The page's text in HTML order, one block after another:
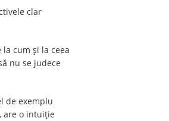
clar
cum și la ceea
nu se judece
de exemplu
are o intuiție